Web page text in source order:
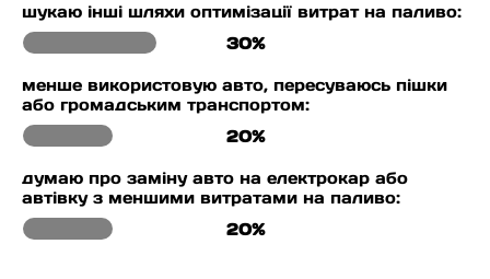
шукаю інші шляхи оптимізації витрат на паливо:
30%
менше використовую авто, пересуваюсь пішки
або громадським транспортом:
20%
думаю про заміну авто на електрокар або
автівку з меншими витратами на паливо:
20%